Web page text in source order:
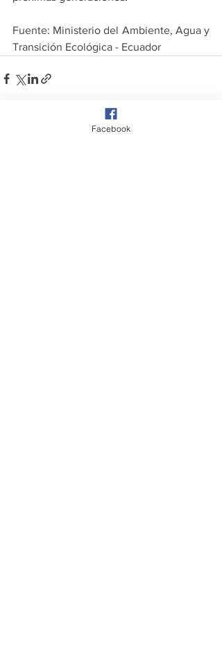
Fuente: Ministerio del Ambiente, Agua y
Transición Ecológica - Ecuador
Facebook